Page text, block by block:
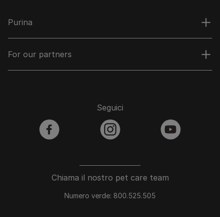
Purina
For our partners
Chiama il nostro pet care team
Numero verde: 800.525.505
Seguici
facebook instagram youtube